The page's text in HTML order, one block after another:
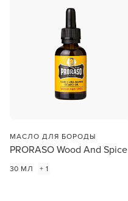
МАСЛО ДЛЯ БОРОДЫ
PRORASO Wood And Spice
30 МЛ + 1